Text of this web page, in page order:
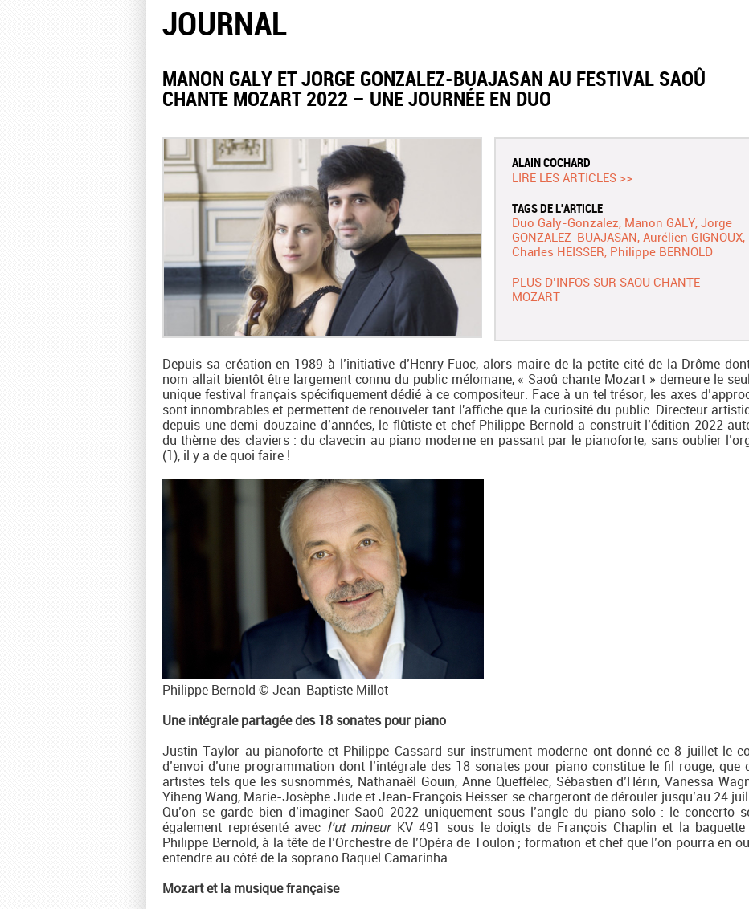
JOURNAL
MANON GALY ET JORGE GONZALEZ-BUAJASAN AU FESTIVAL SAOÛ
CHANTE MOZART 2022 – UNE JOURNÉE EN DUO
ALAIN COCHARD
LIRE LES ARTICLES >>
TAGS DE L'ARTICLE
Duo Galy-Gonzalez Manon GALY Jorge
GONZALEZ-BUAJASAN Aurélien GIGNOUX
Charles HEISSER Philippe BERNOLD
PLUS D’INFOS SUR SAOU CHANTE
MOZART
Depuis sa création en 1989 à l’initiative d’Henry Fuoc, alors maire de la petite cité de la Drôme
nom allait bientôt être largement connu du public mélomane, « Saoû chante Mozart » demeure le
unique festival français spécifiquement dédié à ce compositeur. Face à un tel trésor, les axes
sont innombrables et permettent de renouveler tant l'affiche que la curiosité du public. Directeur
depuis une demi-douzaine d’années, le flûtiste et chef Philippe Bernold a construit l’édition 2022
du thème des claviers : du clavecin au piano moderne en passant par le pianoforte, sans oublier
(1), il y a de quoi faire !
Philippe Bernold © Jean-Baptiste Millot
Une intégrale partagée des 18 sonates pour piano
Justin Taylor au pianoforte et Philippe Cassard sur instrument moderne ont donné ce 8 juillet le
d’envoi d’une programmation dont l’intégrale des 18 sonates pour piano constitue le fil rouge, que
artistes tels que les susnommés, Nathanaël Gouin, Anne Queffélec, Sébastien d’Hérin, Vanessa
Yiheng Wang, Marie-Josèphe Jude et Jean-François Heisser se chargeront de dérouler jusqu’au 24
Qu’on se garde bien d’imaginer Saoû 2022 uniquement sous l’angle du piano solo : le concerto
également représenté avec l’ut mineurKV 491 sous le doigts de François Chaplin et la baguette
Philippe Bernold, à la tête de l’Orchestre de l’Opéra de Toulon ; formation et chef que l’on pourra en
entendre au côté de la soprano Raquel Camarinha.
Mozart et la musique française